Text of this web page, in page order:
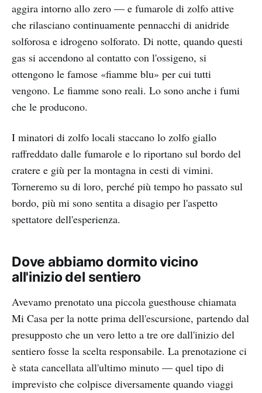
aggira intorno allo zero — e fumarole di zolfo attive
che rilasciano continuamente pennacchi di anidride
solforosa e idrogeno solforato. Di notte, quando questi
gas si accendono al contatto con l'ossigeno, si
ottengono le famose «fiamme blu» per cui tutti
vengono. Le fiamme sono reali. Lo sono anche i fumi
che le producono.
I minatori di zolfo locali staccano lo zolfo giallo
raffreddato dalle fumarole e lo riportano sul bordo del
cratere e giù per la montagna in cesti di vimini.
Torneremo su di loro, perché più tempo ho passato sul
bordo, più mi sono sentita a disagio per l'aspetto
spettatore dell'esperienza.
Dove abbiamo dormito vicino
all'inizio del sentiero
Avevamo prenotato una piccola guesthouse chiamata
Mi Casa per la notte prima dell'escursione, partendo dal
presupposto che un vero letto a tre ore dall'inizio del
sentiero fosse la scelta responsabile. La prenotazione ci
è stata cancellata all'ultimo minuto — quel tipo di
imprevisto che colpisce diversamente quando viaggi